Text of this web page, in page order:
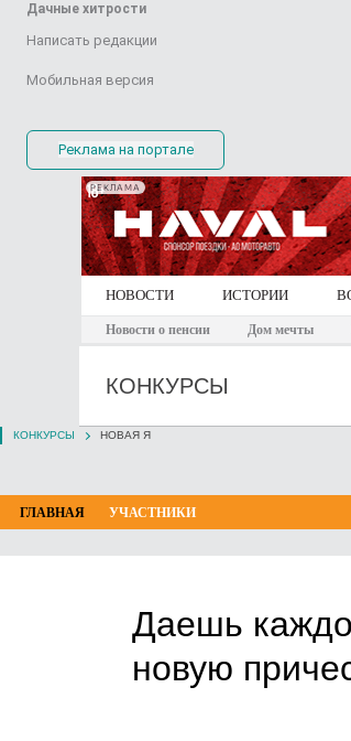
Дачные хитрости
Написать редакции
Мобильная версия
Реклама на портале
РЕКЛАМА
НОВОСТИ ИСТОРИИ
Новости о пенсии Дом мечты
КОНКУРСЫ
КОНКУРСЫ НОВАЯ Я
ГЛАВНАЯ УЧАСТНИКИ
Даешь
новую